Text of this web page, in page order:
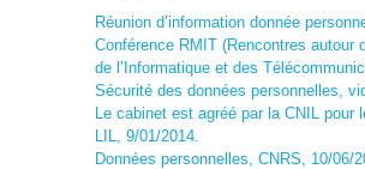
Réunion d’information donnée
Conférence RMIT (Rencontres autour
de l’Informatique et des
Sécurité des données personnelles,
Le cabinet est agréé par la CNIL pour
LIL, 9/01/2014.
Données personnelles, CNRS, 10/06/